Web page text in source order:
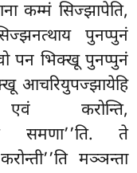
कम्मं सिज्झापेति,
पुनप्पुनं
पन भिक्खू पुनप्पुनं
आचरियुपज्झायेहि
एवं करोन्ति,
समणा’’ति. ते
मञ्ञन्ता